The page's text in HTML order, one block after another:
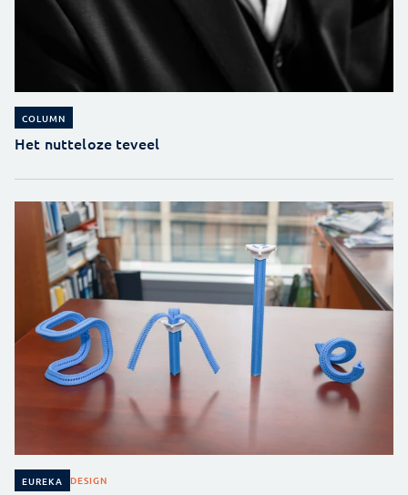
COLUMN
Het nutteloze teveel
EUREKA DESIGN